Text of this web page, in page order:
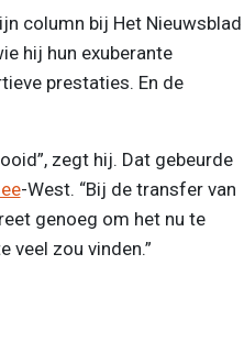
column bij Het Nieuwsblad
hij hun exuberante
prestaties. En de
zegt hij. Dat gebeurde
-West. “Bij de transfer van
genoeg om het nu te
veel zou vinden.”